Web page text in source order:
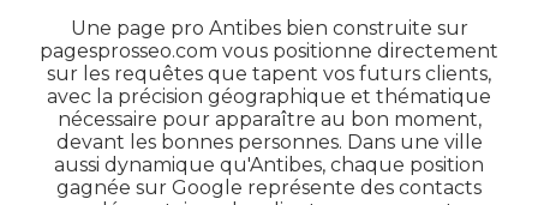
Une page pro Antibes bien construite sur
pagesprosseo.com vous positionne directement
sur les requêtes que tapent vos futurs clients,
avec la précision géographique et thématique
nécessaire pour apparaître au bon moment,
devant les bonnes personnes. Dans une ville
aussi dynamique qu'Antibes, chaque position
gagnée sur Google représente des contacts